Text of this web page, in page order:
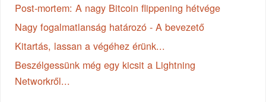
Post-mortem: A nagy Bitcoin flippening hétvége
Nagy fogalmatlanság határozó - A bevezető
Kitartás, lassan a végéhez érünk...
Beszélgessünk még egy kicsit a Lightning
Networkről...